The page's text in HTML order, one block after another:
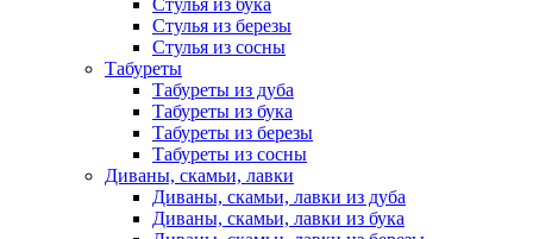
Стулья из бука
Стулья из березы
Стулья из сосны
Табуреты
Табуреты из дуба
Табуреты из бука
Табуреты из березы
Табуреты из сосны
Диваны, скамьи, лавки
Диваны, скамьи, лавки из дуба
Диваны, скамьи, лавки из бука